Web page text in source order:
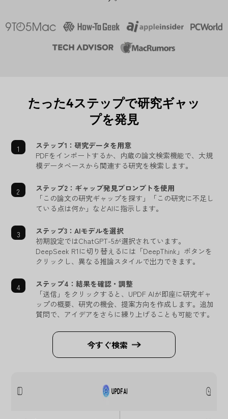
たった4ステップで研究ギャッ
プを発見
ステップ1：研究データを用意
PDFをインポートするか、内蔵の論文検索機能で、大規
模データベースから関連する研究を検索します。
ステップ2：ギャップ発見プロンプトを使用
「この論文の研究ギャップを探す」「この研究に不足し
ている点は何か」などAIに指示します。
ステップ3：AIモデルを選択
初期設定ではChatGPT-5が選択されています。
DeepSeek R1に切り替えるには「DeepThink」ボタンを
クリックし、異なる推論スタイルで出力できます。
ステップ4：結果を確認・調整
「送信」をクリックすると、UPDF AIが即座に研究ギャ
ップの概要、研究の機会、提案方向を作成します。追加
質問で、アイデアをさらに練り上げることも可能です。
今すぐ検索